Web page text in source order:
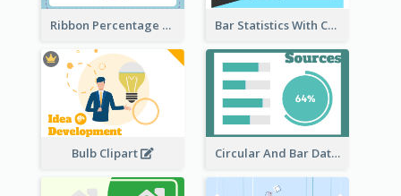
Ribbon Percentage Measurement Bar Statistics With Comparison
Bulb Clipart Circular And Bar Data